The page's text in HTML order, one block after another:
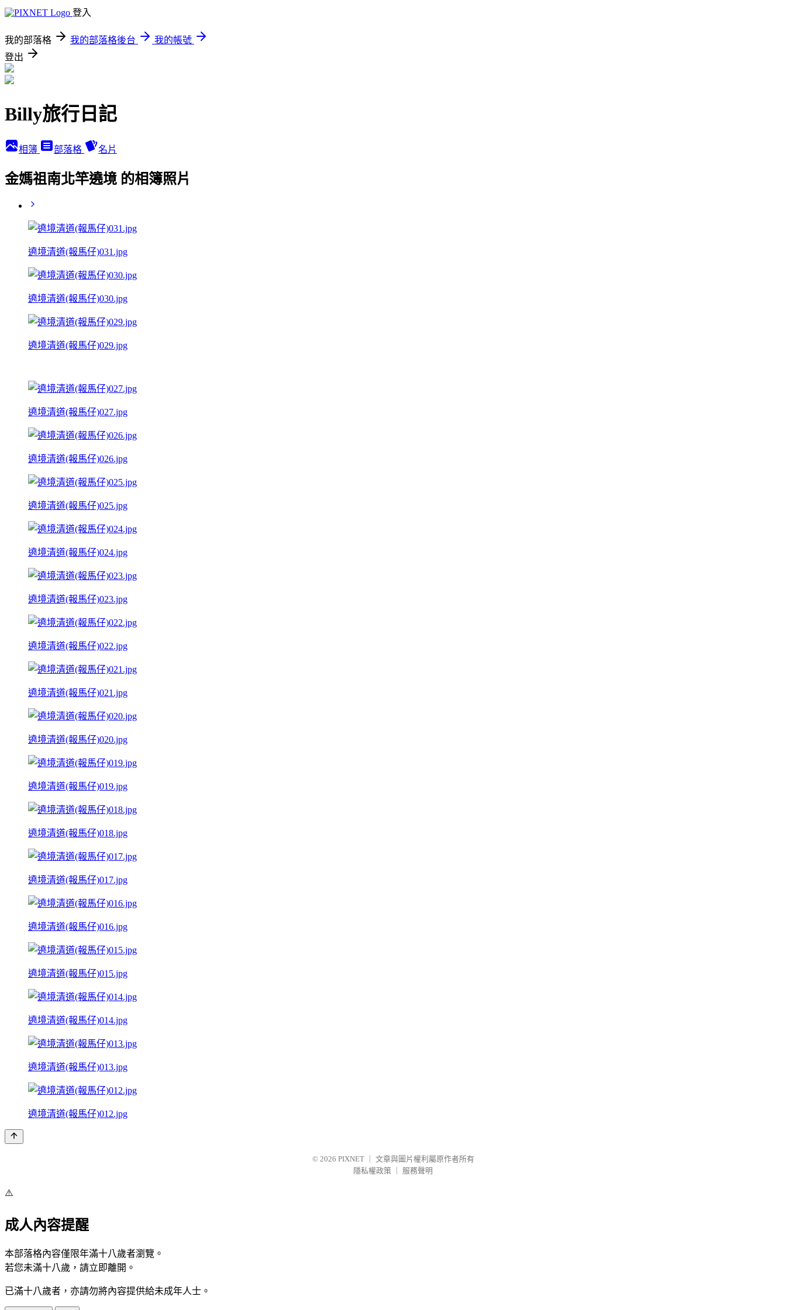
登入
我的部落格 我的部落格後台
我的帳號
登出
Billy旅行日記
相簿 部落格 名片
金媽祖南北竿遶境 的相簿照片
遶境清道(報馬仔)031.jpg
遶境清道(報馬仔)030.jpg
遶境清道(報馬仔)029.jpg
遶境清道(報馬仔)027.jpg
遶境清道(報馬仔)026.jpg
遶境清道(報馬仔)025.jpg
遶境清道(報馬仔)024.jpg
遶境清道(報馬仔)023.jpg
遶境清道(報馬仔)022.jpg
遶境清道(報馬仔)021.jpg
遶境清道(報馬仔)020.jpg
遶境清道(報馬仔)019.jpg
遶境清道(報馬仔)018.jpg
遶境清道(報馬仔)017.jpg
遶境清道(報馬仔)016.jpg
遶境清道(報馬仔)015.jpg
遶境清道(報馬仔)014.jpg
遶境清道(報馬仔)013.jpg
遶境清道(報馬仔)012.jpg
© 2026 PIXNET
文章與圖片權利屬原作者所有
隱私權政策
服務聲明
⚠️
成人內容提醒
本部落格內容僅限年滿十八歲者瀏覽。
若您未滿十八歲，請立即離開。
已滿十八歲者，亦請勿將內容提供給未成年人士。